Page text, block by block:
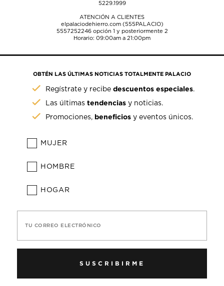
5229.1999
ATENCIÓN A CLIENTES
elpalaciodehierro.com (555PALACIO)
5557252246opción 1 y posteriormente 2
Horario: 09:00am a 21:00pm
OBTÉN LAS ÚLTIMAS NOTICIAS TOTALMENTE PALACIO
Regístrate y recibedescuentos especiales.
Las últimastendencias y noticias.
Promociones, beneficios y eventos únicos.
MUJER
HOMBRE
HOGAR
TU CORREO ELECTRÓNICO
SUSCRIBIRME